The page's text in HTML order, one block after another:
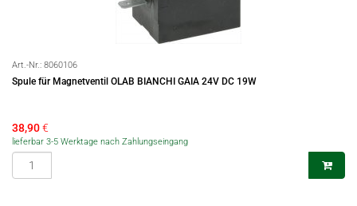
Art.-Nr.: 8060106
Spule für Magnetventil OLAB BIANCHI GAIA 24V DC 19W
38,90€
lieferbar 3-5 Werktage nach Zahlungseingang